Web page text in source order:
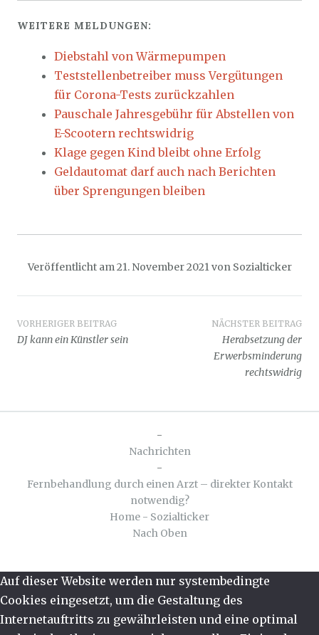
WEITERE MELDUNGEN:
Diebstahl von Wärmepumpen
Teststellenbetreiber muss Vergütungen
für Corona-Tests zurückzahlen
Pauschale Jahresgebühr für Abstellen von
E-Scootern rechtswidrig
Klage gegen Kind bleibt ohne Erfolg
Geldautomat darf auch nach Berichten
über Sprengungen bleiben
Veröffentlicht am21. November 2021von Sozialticker
Beitragsnavigation
VORHERIGER BEITRAG
DJ kann ein Künstler sein
NÄCHSTER BEITRAG
Herabsetzung der
Erwerbsminderung
rechtswidrig
-
Nachrichten
-
Fernbehandlung durch einen Arzt – direkter Kontakt
notwendig?
Home - Sozialticker
Nach Oben
Auf dieser Website werden nur systembedingte
Cookies eingesetzt, um die Gestaltung des
Internetauftritts zu gewährleisten und eine optimal